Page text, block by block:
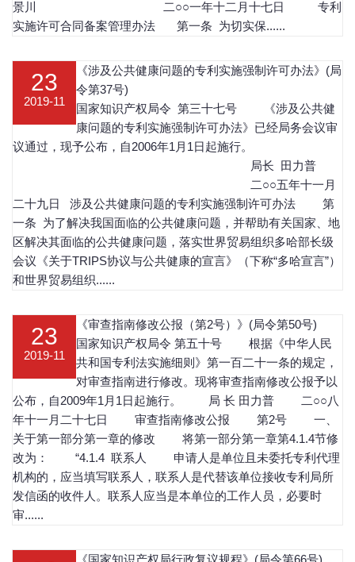
景川 二○○一年十二月十七日 专利
实施许可合同备案管理办法 第一条 为切实保......
23
2019-11
《涉及公共健康问题的专利实施强制许可办法》(局
令第37号)
国家知识产权局令 第三十七号 《涉及公共健
康问题的专利实施强制许可办法》已经局务会议审
议通过，现予公布，自2006年1月1日起施行。
局长 田力普
二○○五年十一月
二十九日 涉及公共健康问题的专利实施强制许可办法 第
一条 为了解决我国面临的公共健康问题，并帮助有关国家、地
区解决其面临的公共健康问题，落实世界贸易组织多哈部长级
会议《关于TRIPS协议与公共健康的宣言》（下称“多哈宣言”）
和世界贸易组织......
23
2019-11
《审查指南修改公报（第2号）》(局令第50号)
国家知识产权局令 第五十号 根据《中华人民
共和国专利法实施细则》第一百二十一条的规定，
对审查指南进行修改。现将审查指南修改公报予以
公布，自2009年1月1日起施行。 局 长 田力普 二○○八
年十一月二十七日 审查指南修改公报 第2号 一、
关于第一部分第一章的修改 将第一部分第一章第4.1.4节修
改为： “4.1.4 联系人 申请人是单位且未委托专利代理
机构的，应当填写联系人，联系人是代替该单位接收专利局所
发信函的收件人。联系人应当是本单位的工作人员，必要时
审......